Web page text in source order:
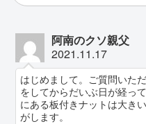
阿南のクソ親父
2021.11.17
はじめまして。ご質問いた
をしてからだいぶ日が経っ
にある板付きナットは大き
がします。